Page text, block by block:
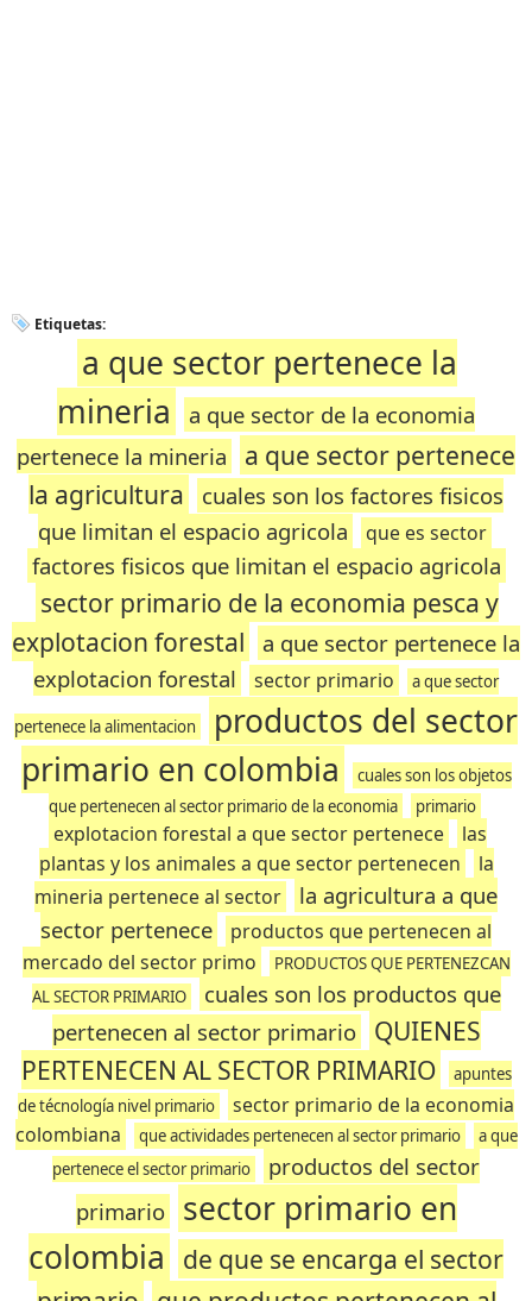
Etiquetas:
a que sector pertenece la
mineria
a que sector de la economia
pertenece la mineria
a que sector pertenece
la agricultura
cuales son los factores fisicos
que limitan el espacio agricola
que es sector
factores fisicos que limitan el espacio agricola
sector primario de la economia pesca y
explotacion forestal
a que sector pertenece la
explotacion forestal
sector primario a que sector
pertenece la alimentacion
productos del sector
primario en colombia
cuales son los objetos
que pertenecen al sector primario de la economia
primario
explotacion forestal a que sector pertenece
las
plantas y los animales a que sector pertenecen
la
mineria pertenece al sector
la agricultura a que
sector pertenece
productos que pertenecen al
mercado del sector primo
PRODUCTOS QUE PERTENEZCAN
AL SECTOR PRIMARIO
cuales son los productos que
pertenecen al sector primario
QUIENES
PERTENECEN AL SECTOR PRIMARIO
apuntes
de técnología nivel primario
sector primario de la economia
colombiana
que actividades pertenecen al sector primario
a que
pertenece el sector primario
productos del sector
primario
sector primario en
colombia
de que se encarga el sector